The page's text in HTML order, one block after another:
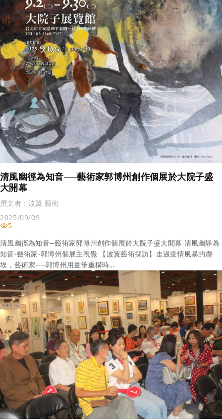
清風幽徑為知音──藝術家郭博州創作個展於大院子盛
大開幕
撰文者：波翼 藝術
2025/09/09
5
清風幽徑為知音─藝術家郭博州創作個展於大院子盛大開幕 清風幽靜為
知音-藝術家-郭博州個展主視覺 【波翼藝術採訪】走過疫情風暴的塵
埃，藝術家──郭博州用畫筆重構時…